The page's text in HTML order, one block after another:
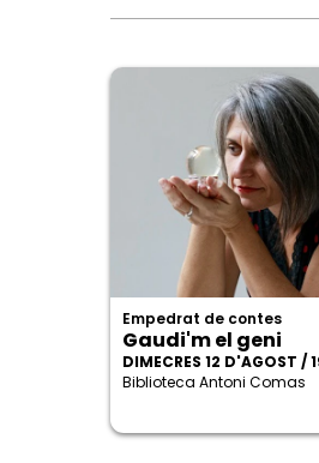
Empedrat de contes
Gaudi'm el geni
DIMECRES 12 D'AGOST /
Biblioteca Antoni Comas